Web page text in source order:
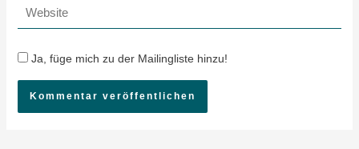
Website
Ja, füge mich zu der Mailingliste hinzu!